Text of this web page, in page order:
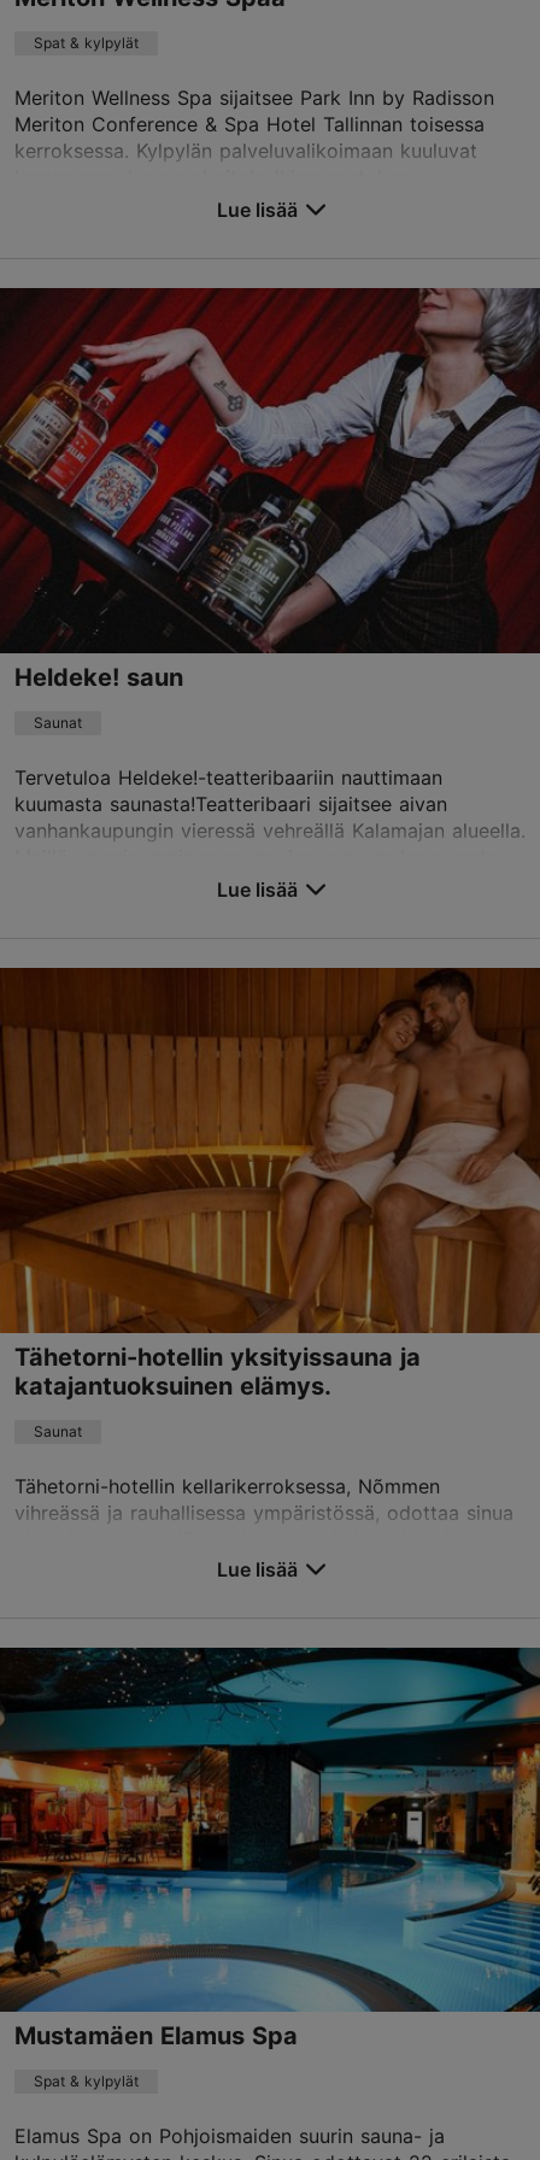
Spat & kylpylät
Meriton Wellness Spa sijaitsee Park Inn by Radisson
Meriton Conference & Spa Hotel Tallinnan toisessa
kerroksessa. Kylpylän palveluvalikoimaan kuuluvat
Paldiski mnt 4, Tallinn
Kalamaja & Pelgulinn
01.01–31.12
ma-su 09:00–22:00
Lue lisää
wellness.meriton.tallinn@parkinn.com
+372 6677220
Lue lisää
Heldeke! saun
Saunat
Tervetuloa Heldeke!-teatteribaariin nauttimaan
kuumasta saunasta!Teatteribaari sijaitsee aivan
vanhankaupungin vieressä vehreällä Kalamajan alueella.
info@heldeke.ee
Varaa nyt
Lue lisää
Tähetorni-hotellin yksityissauna ja
katajantuoksuinen elämys.
Saunat
Tähetorni-hotellin kellarikerroksessa, Nõmmen
vihreässä ja rauhallisessa ympäristössä, odottaa sinua
Saarenmaan katajametsän tuoksuihin. Katajan tuoksu...
Tähetorni tn 16, Tallinn
01.01–31.12
On avoinna vain tilauksesta
Lue lisää
info@thotell.ee
+372 677 9100
Lue lisää
Mustamäen Elamus Spa
Spat & kylpylät
Elamus Spa on Pohjoismaiden suurin sauna- ja